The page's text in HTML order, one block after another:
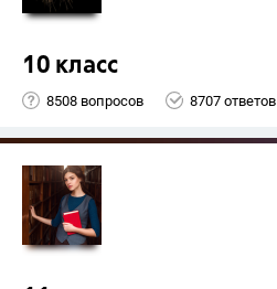
10 класс
8508 вопросов 8707 ответов